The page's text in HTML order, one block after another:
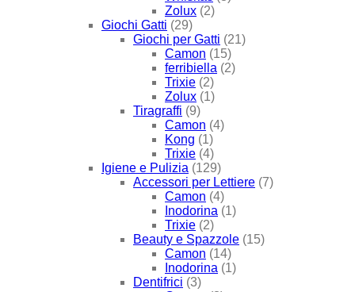
Zolux (2)
Giochi Gatti (29)
Giochi per Gatti (21)
Camon (15)
ferribiella (2)
Trixie (2)
Zolux (1)
Tiragraffi (9)
Camon (4)
Kong (1)
Trixie (4)
Igiene e Pulizia (129)
Accessori per Lettiere (7)
Camon (4)
Inodorina (1)
Trixie (2)
Beauty e Spazzole (15)
Camon (14)
Inodorina (1)
Dentifrici (3)